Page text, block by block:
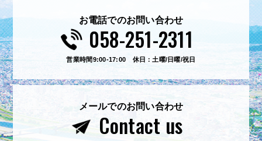
お電話でのお問い合わせ
058-251-2311
営業時間9:00-17:00 休日：土曜/日曜/祝日
メールでのお問い合わせ
Contact us